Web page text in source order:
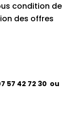
condition de
des offres
57 42 72 30 ou